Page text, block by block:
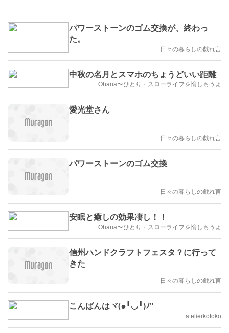
パワーストーンのゴム交換が、終わっ
た。
日々の暮らしの戯れ言
中秋の名月とスマホのちょうどいい距離
Ohana〜ひとり・スローライフを愉しもうよ
愛光堂さん
日々の暮らしの戯れ言
パワーストーンのゴム交換
日々の暮らしの戯れ言
安眠と癒しの効果凄し！！
Ohana〜ひとり・スローライフを愉しもうよ
信州ハンドクラフトフェスタ？に行って
きた
日々の暮らしの戯れ言
こんばんはヾ(๑╹◡╹)ﾉ"
atelierkotoko